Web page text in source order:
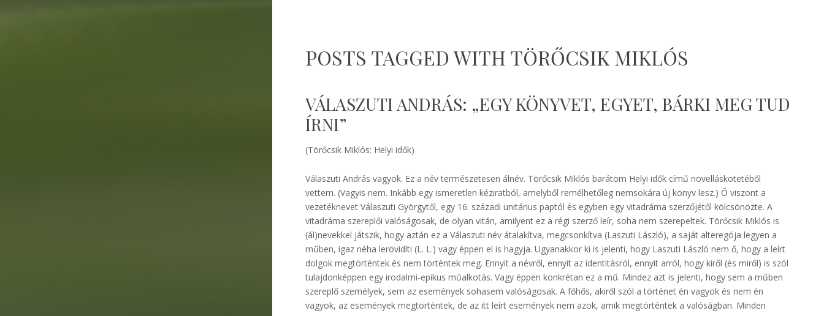
POSTS TAGGED WITH TÖRŐCSIK MIKLÓS
VÁLASZUTI ANDRÁS: „EGY KÖNYVET, EGYET, BÁRKI MEG TUD
ÍRNI”
(Törőcsik Miklós: Helyi idők)
Válaszuti András vagyok. Ez a név természetesen álnév. Törőcsik Miklós barátom Helyi idők című novelláskötetéből
vettem. (Vagyis nem. Inkább egy ismeretlen kéziratból, amelyből remélhetőleg nemsokára új könyv lesz.) Ő viszont a
vezetéknevet Válaszuti Györgytől, egy 16. századi unitárius paptól és egyben egy vitadráma szerzőjétől kölcsönözte. A
vitadráma szereplői valóságosak, de olyan vitán, amilyent ez a régi szerző leír, soha nem szerepeltek. Törőcsik Miklós is
(ál)nevekkel játszik, hogy aztán ez a Válaszuti név átalakítva, megcsonkítva (Laszuti László), a saját alteregója legyen a
műben, igaz néha lerövidíti (L. L.) vagy éppen el is hagyja. Ugyanakkor ki is jelenti, hogy Laszuti László nem ő, hogy a leírt
dolgok megtörténtek és nem történtek meg. Ennyit a névről, ennyit az identitásról, ennyit arról, hogy kiről (és miről) is szól
tulajdonképpen egy irodalmi-epikus műalkotás. Vagy éppen konkrétan ez a mű. Mindez azt is jelenti, hogy sem a műben
szereplő személyek, sem az események sohasem valóságosak. A főhős, akiről szól a történet én vagyok és nem én
vagyok, az események megtörténtek, de az itt leírt események nem azok, amik megtörténtek a valóságban. Minden